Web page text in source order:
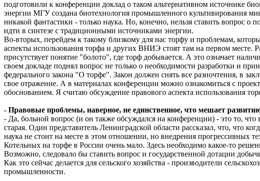
подготовили к конференции доклад о таком альтернативном источнике
энергии МГУ создана биотехнология промышленного культивирования
никакой фантастики - только наука. Но, конечно, нельзя ставить вопрос
идти в синтезе с традиционными источниками энергии.
Во-вторых, перейдем к такому близкому для нас торфу и проблемам,
аспекты использования торфа и других ВНИЭ стоят там на первом месте.
присутствует понятие "болото", где торф добывается. А это означает
своем докладе поднял вопрос не только о необходимости разработки и
федерального закона "О торфе". Закон должен снять все разночтения, в
свое отражение. А в материалах конференции можно ознакомиться с
обоснованием. Я считаю обсуждение правового аспекта использования
- Правовые проблемы, наверное, не единственное, что мешает
- Да, больной вопрос (и он также обсуждался на конференции) - это то,
старая. Один представитель Ленинградской области рассказал, что, что
наука не стоит на месте в этом отношении, но внедрения прогрессивных
Котельных на торфе в России очень мало. Здесь необходимо какое-то
Возможно, следовало бы ставить вопрос и государственной дотации
Как это сейчас делается для сельского хозяйства - производители
промышленности.